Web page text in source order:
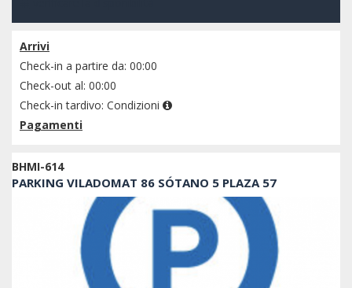
Arrivi
Check-in a partire da: 00:00
Check-out al: 00:00
Check-in tardivo: Condizioni
Pagamenti
BHMI-614
PARKING VILADOMAT 86 SÓTANO 5 PLAZA 57